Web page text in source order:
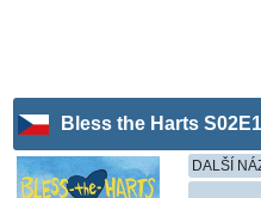
Bless the Harts
DALŠÍ